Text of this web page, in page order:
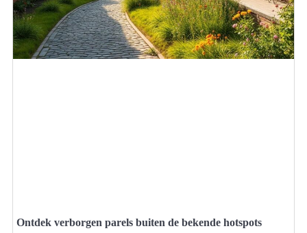
Ontdek verborgen parels buiten de bekende hotspots